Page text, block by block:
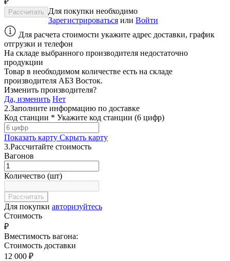
Для покупки необходимо
Зарегистрироваться или Войти
Для расчета стоимости укажите адрес доставки, график
отгрузки и телефон
На складе выбранного производителя недостаточно
продукции
Товар в необходимом количестве есть на складе
производителя АБЗ Восток.
Изменить производителя?
Да, изменить Нет
2.Заполните информацию по доставке
Код станции * Укажите код станции (6 цифр)
Показать карту Скрыть карту
3.Рассчитайте стоимость
Вагонов
Количество (шт)
Для покупки авторизуйтесь
Стоимость
₽
Вместимость вагона:
Стоимость доставки
12 000 ₽